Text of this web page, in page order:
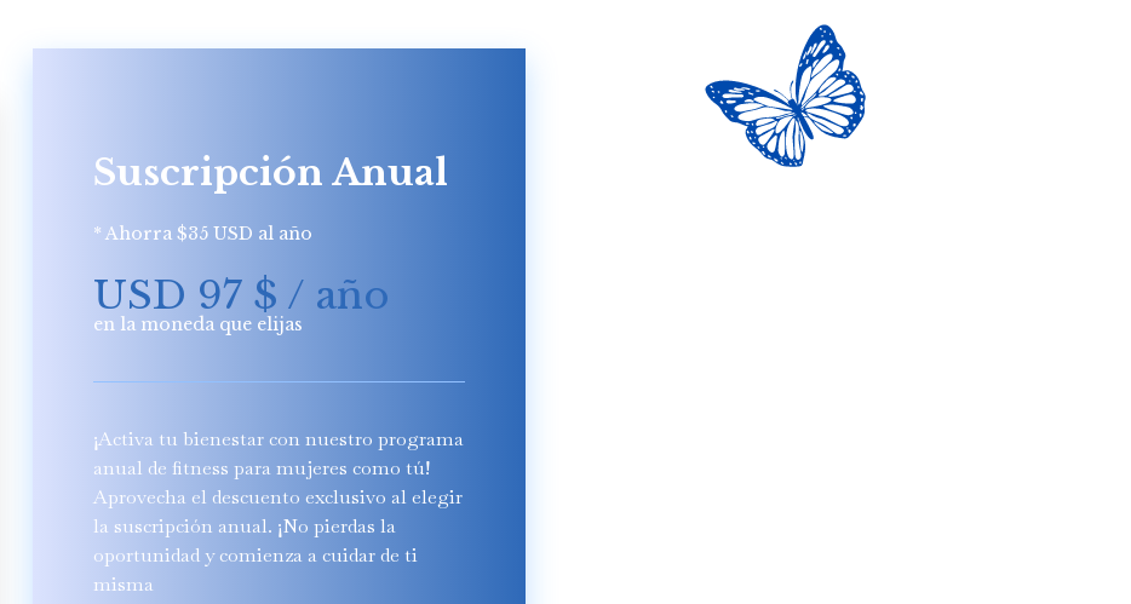
Suscripción Anual
* Ahorra $35 USD al año
USD 97 $ / año
en la moneda que elijas
¡Activa tu bienestar con nuestro programa
anual de fitness para mujeres como tú!
Aprovecha el descuento exclusivo al elegir
la suscripción anual. ¡No pierdas la
oportunidad y comienza a cuidar de ti
misma